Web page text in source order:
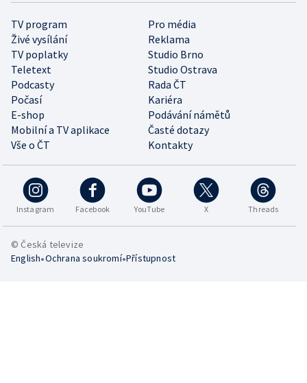
TV program
Pro média
Živé vysílání
Reklama
TV poplatky
Studio Brno
Teletext
Studio Ostrava
Podcasty
Rada ČT
Počasí
Kariéra
E-shop
Podávání námětů
Mobilní a TV aplikace
Časté dotazy
Vše o ČT
Kontakty
Instagram Facebook YouTube X Threads
© Česká televize
English•Ochrana soukromí•Přístupnost